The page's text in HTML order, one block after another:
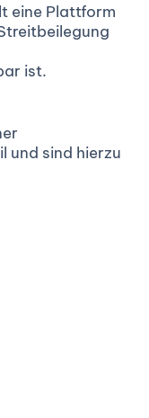
eine Plattform
ist.
und sind hierzu